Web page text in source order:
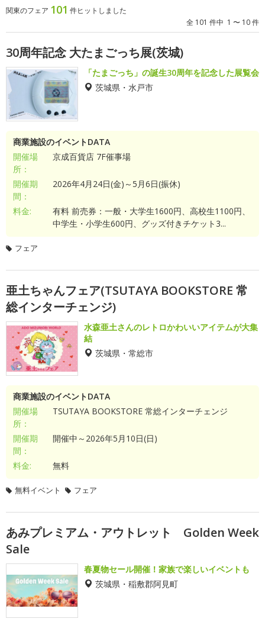
関東のフェア 101 件ヒットしました
全 101 件中 1 〜 10 件
30周年記念 大たまごっち展(茨城)
「たまごっち」の誕生30周年を記念した展覧会
茨城県・水戸市
商業施設のイベントDATA
開催場
所：
京成百貨店 7F催事場
開催期
間：
2026年4月24日(金)～5月6日(振休)
料金:
有料 前売券：一般・大学生1600円、高校生1100円、
中学生・小学生600円、グッズ付きチケット3...
フェア
亜土ちゃんフェア(TSUTAYA BOOKSTORE 常
総インターチェンジ)
水森亜土さんのレトロかわいいアイテムが大集
結
茨城県・常総市
商業施設のイベントDATA
開催場
所：
TSUTAYA BOOKSTORE 常総インターチェンジ
開催期
間：
開催中～2026年5月10日(日)
料金: 無料
無料イベント フェア
あみプレミアム・アウトレット Golden Week
Sale
春夏物セール開催！家族で楽しいイベントも
茨城県・稲敷郡阿見町